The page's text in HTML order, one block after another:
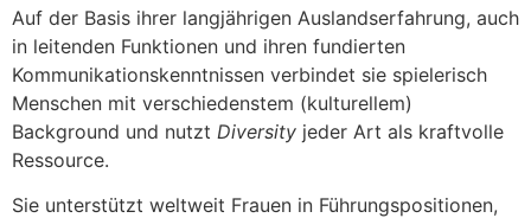
Auf der Basis ihrer langjährigen Auslandserfahrung, auch
in leitenden Funktionen und ihren fundierten
Kommunikationskenntnissen verbindet sie spielerisch
Menschen mit verschiedenstem (kulturellem)
Background und nutzt Diversity jeder Art als kraftvolle
Ressource.
Sie unterstützt weltweit Frauen in Führungspositionen,